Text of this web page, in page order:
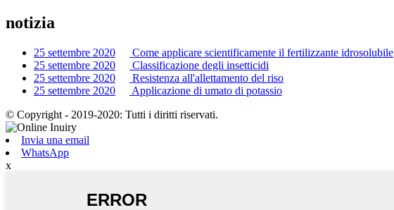
notizia
25 settembre 2020
Come applicare scientificamente il fertilizzante idrosolubile
25 settembre 2020
Classificazione degli insetticidi
25 settembre 2020
Resistenza all'allettamento del riso
25 settembre 2020
Applicazione di umato di potassio
© Copyright - 2019-2020: Tutti i diritti riservati.
Invia una email
WhatsApp
x